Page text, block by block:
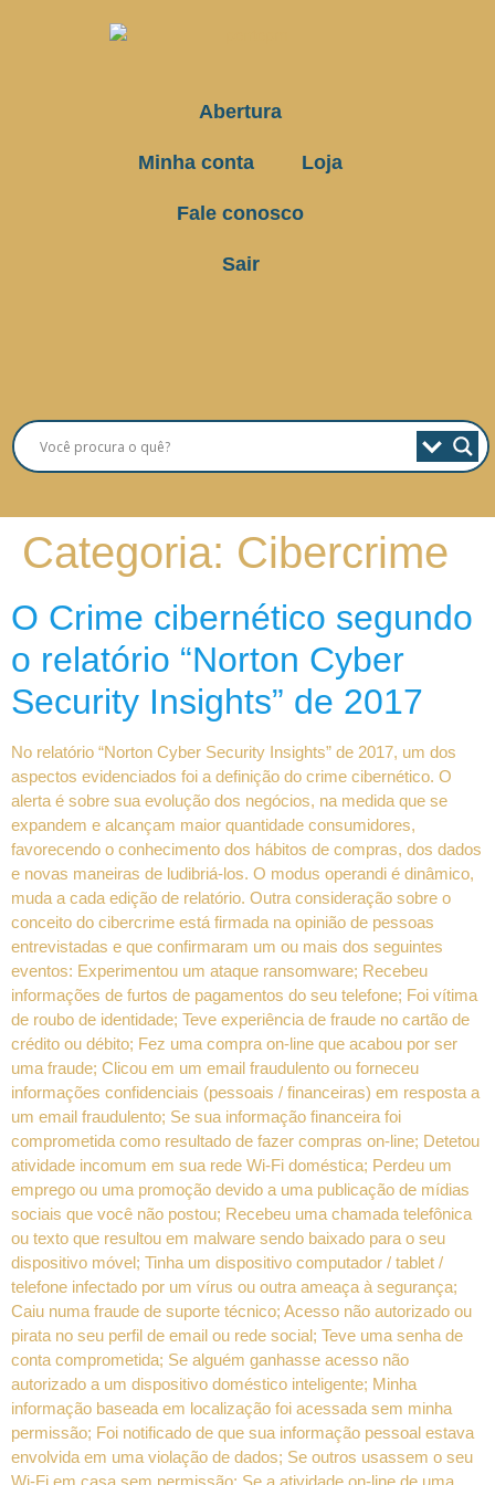
Abertura
Minha conta Loja
Fale conosco
Sair
Categoria: Cibercrime
O Crime cibernético segundo
o relatório “Norton Cyber ​​
Security Insights” de 2017
No relatório “Norton Cyber ​​Security Insights” de 2017, um dos
aspectos evidenciados foi a definição do crime cibernético. O
alerta é sobre sua evolução dos negócios, na medida que se
expandem e alcançam maior quantidade consumidores,
favorecendo o conhecimento dos hábitos de compras, dos dados
e novas maneiras de ludibriá-los. O modus operandi é dinâmico,
muda a cada edição de relatório. Outra consideração sobre o
conceito do cibercrime está firmada na opinião de pessoas
entrevistadas e que confirmaram um ou mais dos seguintes
eventos: Experimentou um ataque ransomware; Recebeu
informações de furtos de pagamentos do seu telefone; Foi vítima
de roubo de identidade; Teve experiência de fraude no cartão de
crédito ou débito; Fez uma compra on-line que acabou por ser
uma fraude; Clicou em um email fraudulento ou forneceu
informações confidenciais (pessoais / financeiras) em resposta a
um email fraudulento; Se sua informação financeira foi
comprometida como resultado de fazer compras on-line; Detetou
atividade incomum em sua rede Wi-Fi doméstica; Perdeu um
emprego ou uma promoção devido a uma publicação de mídias
sociais que você não postou; Recebeu uma chamada telefônica
ou texto que resultou em malware sendo baixado para o seu
dispositivo móvel; Tinha um dispositivo computador / tablet /
telefone infectado por um vírus ou outra ameaça à segurança;
Caiu numa fraude de suporte técnico; Acesso não autorizado ou
pirata no seu perfil de email ou rede social; Teve uma senha de
conta comprometida; Se alguém ganhasse acesso não
autorizado a um dispositivo doméstico inteligente; Minha
informação baseada em localização foi acessada sem minha
permissão; Foi notificado de que sua informação pessoal estava
envolvida em uma violação de dados; Se outros usassem o seu
Wi-Fi em casa sem permissão; Se a atividade on-line de uma